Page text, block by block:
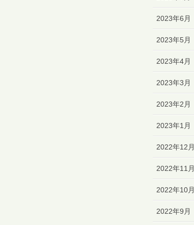
2023年6月
2023年5月
2023年4月
2023年3月
2023年2月
2023年1月
2022年12月
2022年11月
2022年10月
2022年9月